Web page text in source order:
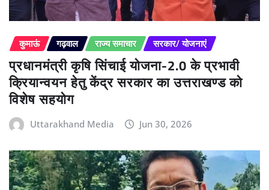
कुमाऊं गढ़वाल राज्य समाचार सरकार/ योजनाएं
प्रधानमंत्री कृषि सिंचाई योजना-2.0 के प्रभावी
क्रियान्वयन हेतु केंद्र सरकार का उत्तराखण्ड को
विशेष सहयोग
Uttarakhand Media Jun 30, 2026